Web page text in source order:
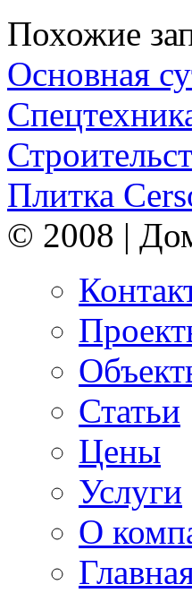
Похожие
Основная
Плитка
© 2008 |
Статьи
Цены
Услуги
О